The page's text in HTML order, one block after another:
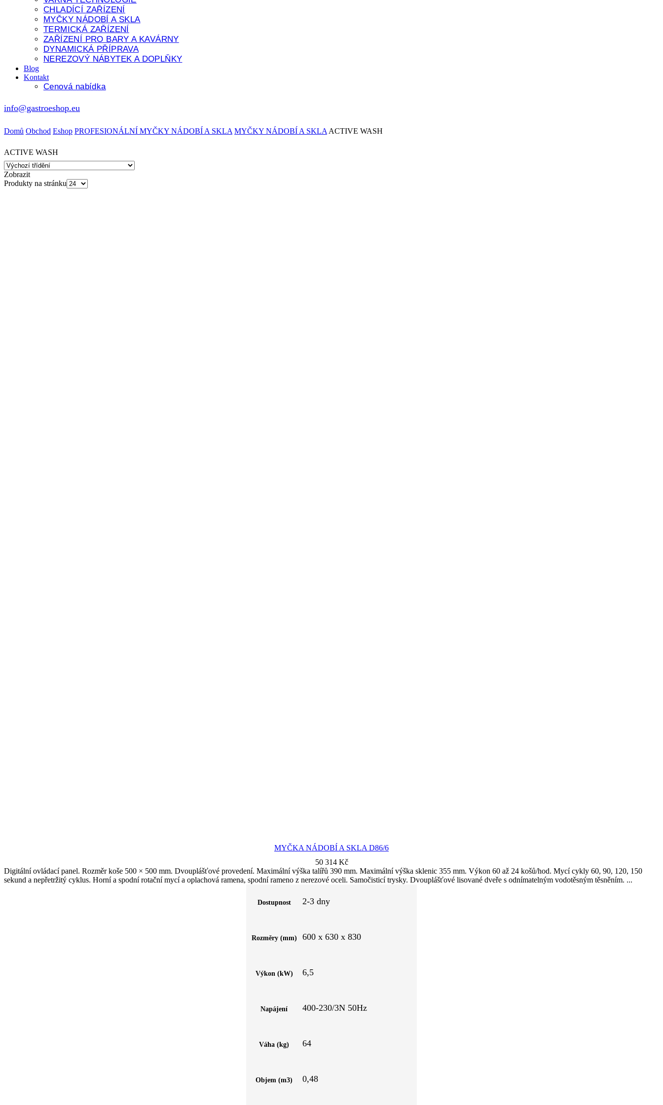
CHLADÍCÍ ZAŘÍZENÍ
MYČKY NÁDOBÍ A SKLA
TERMICKÁ ZAŘÍZENÍ
ZAŘÍZENÍ PRO BARY A KAVÁRNY
DYNAMICKÁ PŘÍPRAVA
NEREZOVÝ NÁBYTEK A DOPLŇKY
Blog
Kontakt
Cenová nabídka
info@gastroeshop.eu
Domů Obchod Eshop PROFESIONÁLNÍ MYČKY NÁDOBÍ A SKLA MYČKY NÁDOBÍ A SKLA ACTIVE WASH
ACTIVE WASH
Zobrazit
Produkty na stránku
MYČKA NÁDOBÍ A SKLA D86/6
50 314 Kč
Digitální ovládací panel. Rozměr koše 500 × 500 mm. Dvouplášťové provedení. Maximální výška talířů 390 mm. Maximální výška sklenic 355 mm. Výkon 60 až 24 košů/hod. Mycí cykly 60, 90, 120, 150
sekund a nepřetržitý cyklus. Horní a spodní rotační mycí a oplachová ramena, spodní rameno z nerezové oceli. Samočisticí trysky. Dvouplášťové lisované dveře s odnímatelným vodotěsným těsněním.
Dostupnost 2-3 dny
Rozměry (mm) 600 x 630 x 830
Výkon (kW) 6,5
Napájení 400-230/3N 50Hz
Váha (kg) 64
Objem (m3) 0,48